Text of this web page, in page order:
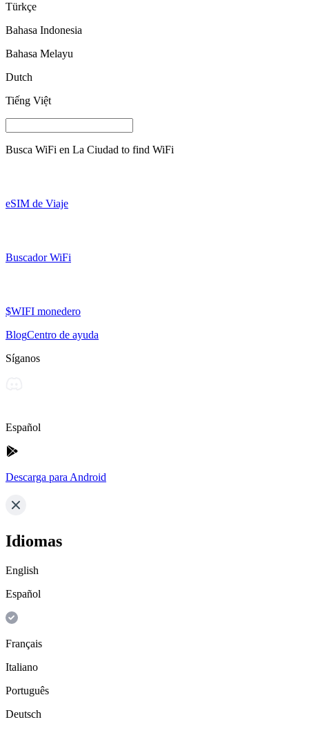
Türkçe
Bahasa Indonesia
Bahasa Melayu
Dutch
Tiếng Việt
Busca WiFi en La Ciudad to find WiFi
eSIM de Viaje
Buscador WiFi
$WIFI monedero
BlogCentro de ayuda
Síganos
Español
Descarga para Android
Idiomas
English
Español
Français
Italiano
Português
Deutsch